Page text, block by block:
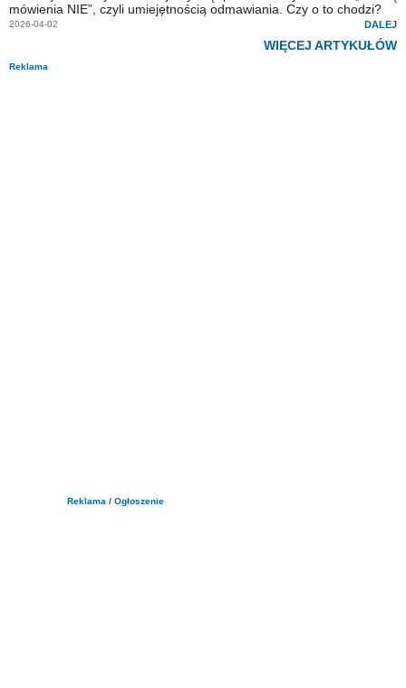
mówienia NIE”, czyli umiejętnością odmawiania. Czy o to chodzi?
2026-04-02 DALEJ
WIĘCEJ ARTYKUŁÓW
Reklama
Reklama / Ogłoszenie